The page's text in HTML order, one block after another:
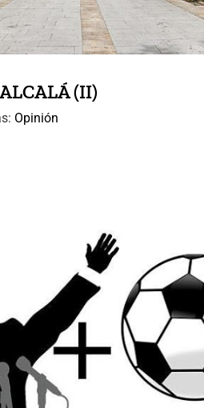
(II)
Opinión
Y RELEVOS POLÍTICOS